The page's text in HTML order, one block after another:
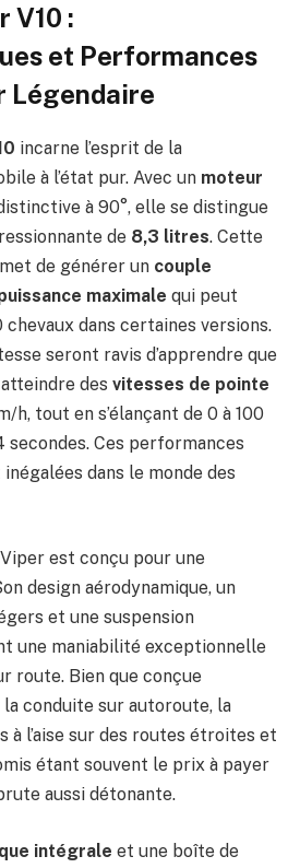
V10 :
et Performances
Légendaire
incarne l’esprit de la
à l’état pur. Avec un moteur
à 90°, elle se distingue
de 8,3 litres. Cette
de générer un couple
maximale qui peut
chevaux dans certaines versions.
seront ravis d’apprendre que
des vitesses de pointe
h, tout en s’élançant de 0 à 100
secondes. Ces performances
dans le monde des
est conçu pour une
design aérodynamique, un
et une suspension
une maniabilité exceptionnelle
route. Bien que conçue
conduite sur autoroute, la
à l’aise sur des routes étroites et
étant souvent le prix à payer
aussi détonante.
intégrale et une boîte de